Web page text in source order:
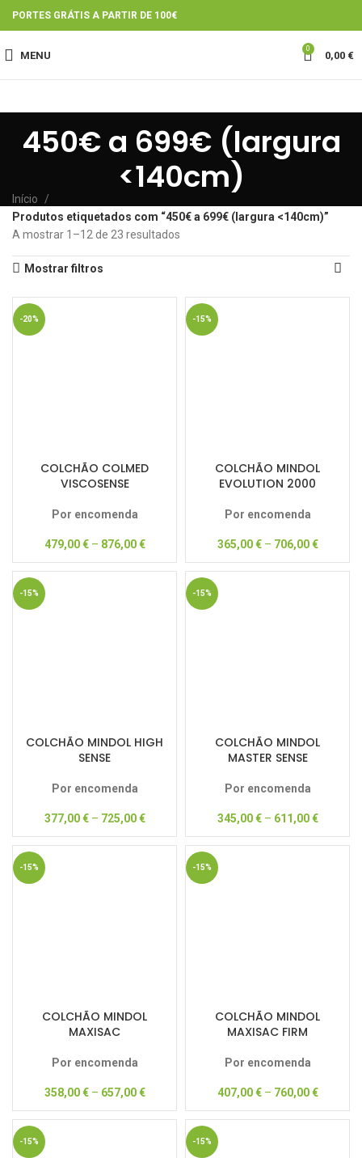
PORTES GRÁTIS A PARTIR DE 100€
MENU
0
0,00 €
450€ a 699€ (largura
<140cm)
Início
Produtos etiquetados com “450€ a 699€ (largura <140cm)”
A mostrar 1–12 de 23 resultados
Mostrar filtros
-20%
COLCHÃO COLMED
VISCOSENSE
Por encomenda
479,00€– 876,00€
-15%
COLCHÃO MINDOL
EVOLUTION 2000
Por encomenda
365,00€– 706,00€
-15%
COLCHÃO MINDOL HIGH
SENSE
Por encomenda
377,00€– 725,00€
-15%
COLCHÃO MINDOL
MASTER SENSE
Por encomenda
345,00€– 611,00€
-15%
COLCHÃO MINDOL
MAXISAC
Por encomenda
358,00€– 657,00€
-15%
COLCHÃO MINDOL
MAXISAC FIRM
Por encomenda
407,00€– 760,00€
-15% -15%